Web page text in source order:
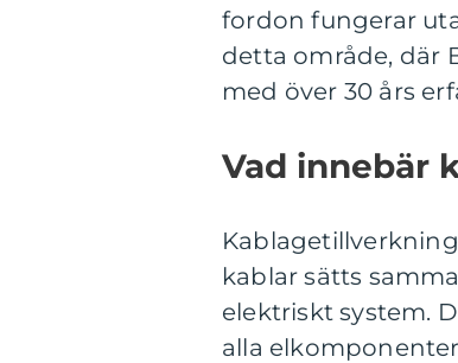
fordon fungerar
detta område, där
med över 30 års
Vad innebär
kablar sätts
elektriskt system.
alla